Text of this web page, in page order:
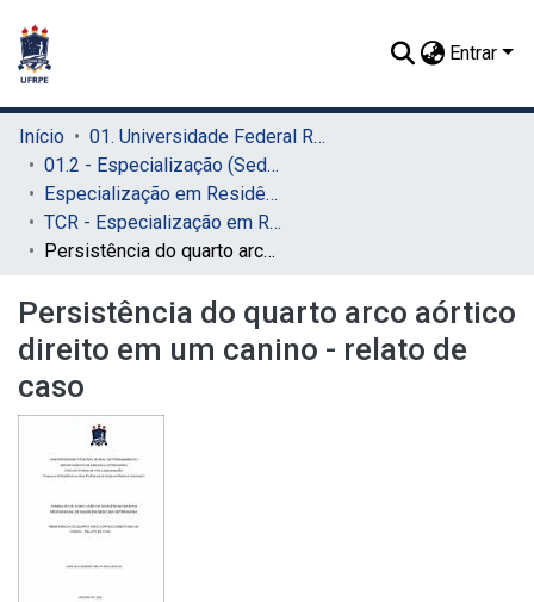
Entrar
Início
01. Universidade Federal Rural de Pernambuco - UFRPE (Sede)
01.2 - Especialização (Sede)
Especialização em Residência Veterinária (Sede)
TCR - Especialização em Residência Veterinária (Sede)
Persistência do quarto arco aórtico direito em um canino - relato de caso
Persistência do quarto arco aórtico
direito em um canino - relato de
caso